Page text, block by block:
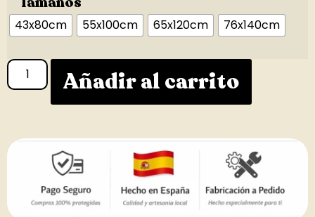
43x80cm 55x100cm 65x120cm 76x140cm
Añadir al carrito